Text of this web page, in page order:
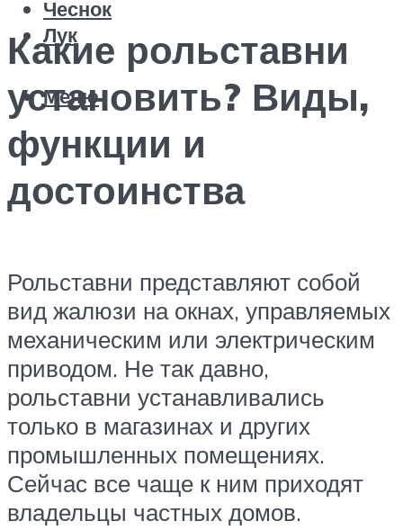
Чеснок
Лук
Меню
Какие рольставни
установить? Виды,
функции и
достоинства
Рольставни представляют собой
вид жалюзи на окнах, управляемых
механическим или электрическим
приводом. Не так давно,
рольставни устанавливались
только в магазинах и других
промышленных помещениях.
Сейчас все чаще к ним приходят
владельцы частных домов.